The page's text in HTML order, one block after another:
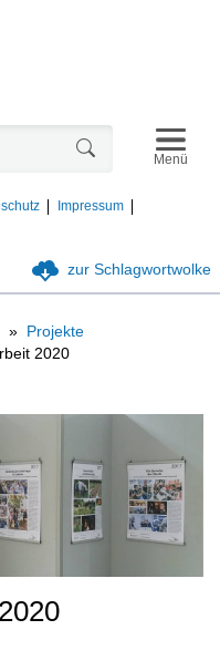
Impressum
Menü
zur Schlagwortwolke
Projekte
2020